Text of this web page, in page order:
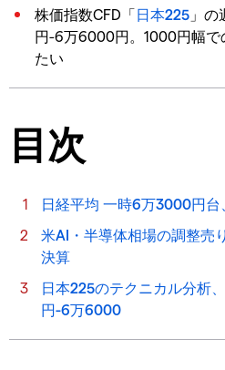
株価指数CFD「日本225 」
円-6万6000円。1000円幅で
たい
目次
日経平均 一時6万3000円台
米AI・半導体相場の調整売
決算
日本225のテクニカル分析
円-6万6000